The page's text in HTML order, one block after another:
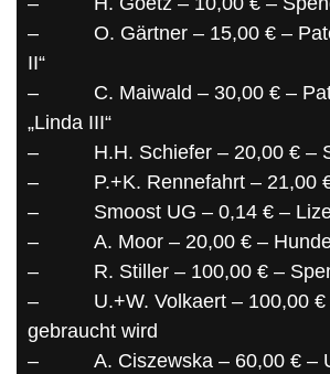
–
O. Gärtner – 15,00 € –
II“
–
C. Maiwald – 30,00 € –
„Linda III“
–
H.H. Schiefer – 20,00 € –
–
P.+K. Rennefah­rt – 21,00
–
Smoost UG – 0,14 € –
–
A. Moor – 20,00 € –
–
R. Stiller – 100,00 € –
–
U.+W. Volkaert­ – 100,00
gebraucht wird
–
A. Ciszewska – 60,00 € –